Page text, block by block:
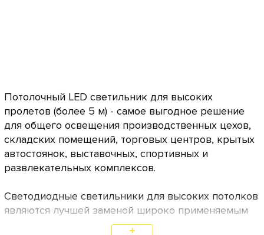
Потолочный LED светильник для высоких
пролетов (более 5 м) - самое выгодное решение
для общего освещения производственных цехов,
складских помещений, торговых центров, крытых
автостоянок, выставочных, спортивных и
развлекательных комплексов.
Светодиодные светильники для высоких потолков
являются лучшей заменой широко применяемым
лампам, газоразрядным ДРЛ (дуговым ртутным
+